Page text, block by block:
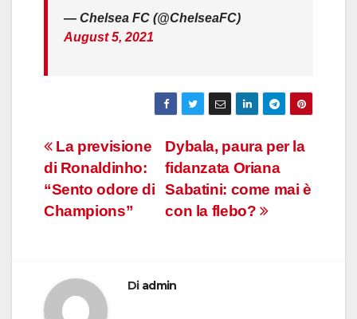
— Chelsea FC (@ChelseaFC)
August 5, 2021
Navigazione
articoli
Dybala, paura per la
fidanzata Oriana
Sabatini: come mai è
con la flebo?
La previsione
di Ronaldinho:
“Sento odore di
Champions”
Di admin